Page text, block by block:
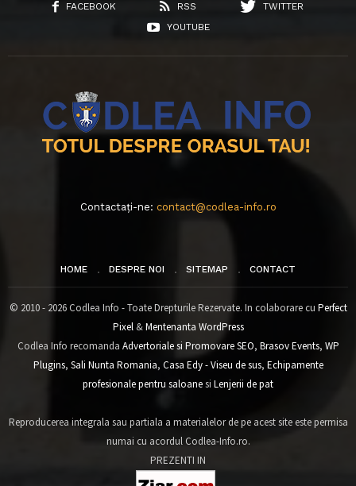
FACEBOOK RSS
TWITTER
YOUTUBE
Contactați-ne: contact@codlea-info.ro
HOME DESPRE NOI SITEMAP CONTACT
© 2010 - 2026 Codlea Info - Toate Drepturile Rezervate. In colaborare cu Perfect
Pixel&Mentenanta WordPress
Codlea Info recomanda Advertoriale si Promovare SEO, Brasov Events, WP
Plugins, Sali Nunta Romania, Casa Edy - Viseu de sus, Echipamente
profesionale pentru saloanesi Lenjerii de pat
Reproducerea integrala sau partiala a materialelor de pe acest site este permisa
numai cu acordul Codlea-Info.ro.
PREZENTI IN